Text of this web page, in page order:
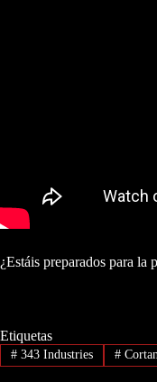
¿Estáis preparados para la
Etiquetas
#343 Industries #